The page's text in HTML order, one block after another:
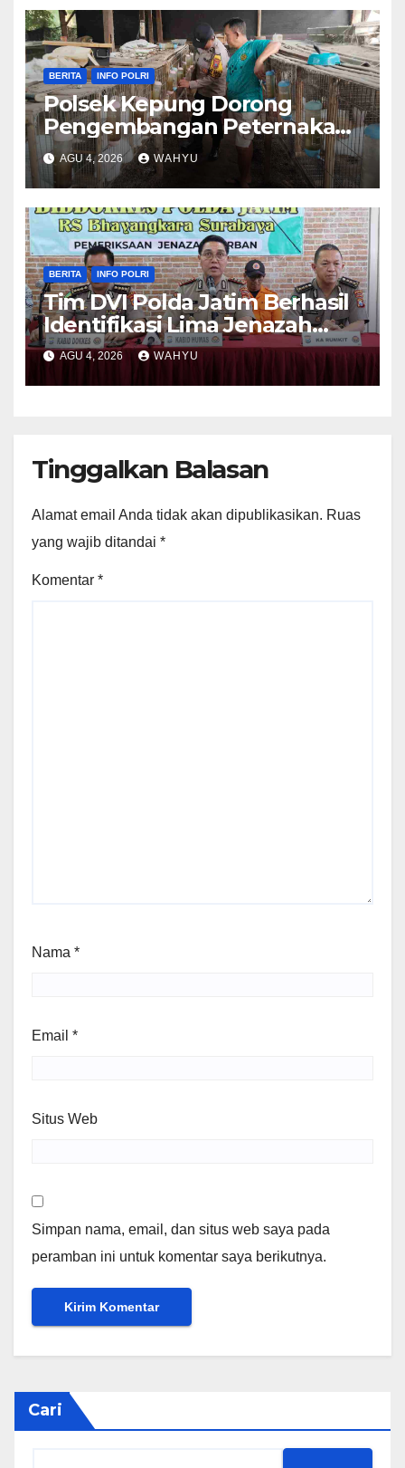
BERITA INFO POLRI
Polsek Kepung Dorong
Pengembangan Peternakan
Kelinci untuk Ketahanan
Pangan
AGU 4, 2026 WAHYU
BERITA INFO POLRI
Tim DVI Polda Jatim Berhasil
Identifikasi Lima Jenazah
Korban KM Mutiara Sentosa II
AGU 4, 2026 WAHYU
Tinggalkan Balasan
Alamat email Anda tidak akan dipublikasikan. Ruas
yang wajib ditandai *
Komentar *
Nama *
Email *
Situs Web
Simpan nama, email, dan situs web saya pada
peramban ini untuk komentar saya berikutnya.
Cari